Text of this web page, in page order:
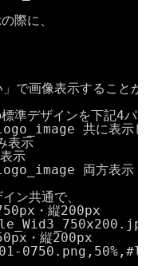
際に、
で画像表示することが
標準デザインを下記4パ
共に表示し
示
示
両方表示
ン共通で、
・縦200px
・縦200px